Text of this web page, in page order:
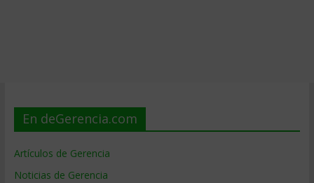
En deGerencia.com
Artículos de Gerencia
Noticias de Gerencia